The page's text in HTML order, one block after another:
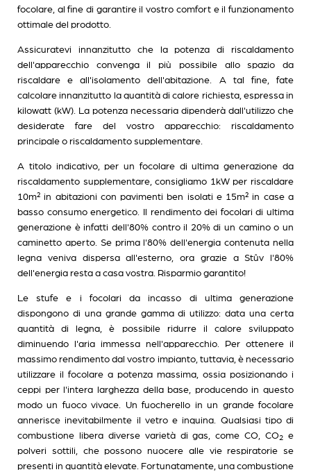
focolare, al fine di garantire il vostro comfort e il funzionamento
ottimale del prodotto.
Assicuratevi innanzitutto che la potenza di riscaldamento
dell'apparecchio convenga il più possibile allo spazio da
riscaldare e all'isolamento dell'abitazione. A tal fine, fate
calcolare innanzitutto la quantità di calore richiesta, espressa in
kilowatt (kW). La potenza necessaria dipenderà dall'utilizzo che
desiderate fare del vostro apparecchio: riscaldamento
principale o riscaldamento supplementare.
A titolo indicativo, per un focolare di ultima generazione da
riscaldamento supplementare, consigliamo 1kW per riscaldare
10m² in abitazioni con pavimenti ben isolati e 15m² in case a
basso consumo energetico. Il rendimento dei focolari di ultima
generazione è infatti dell'80% contro il 20% di un camino o un
caminetto aperto. Se prima l'80% dell'energia contenuta nella
legna veniva dispersa all'esterno, ora grazie a Stûv l'80%
dell'energia resta a casa vostra. Risparmio garantito!
Le stufe e i focolari da incasso di ultima generazione
dispongono di una grande gamma di utilizzo: data una certa
quantità di legna, è possibile ridurre il calore sviluppato
diminuendo l'aria immessa nell'apparecchio. Per ottenere il
massimo rendimento dal vostro impianto, tuttavia, è necessario
utilizzare il focolare a potenza massima, ossia posizionando i
ceppi per l'intera larghezza della base, producendo in questo
modo un fuoco vivace. Un fuocherello in un grande focolare
annerisce inevitabilmente il vetro e inquina. Qualsiasi tipo di
combustione libera diverse varietà di gas, come CO, CO2
e
polveri sottili, che possono nuocere alle vie respiratorie se
presenti in quantità elevate. Fortunatamente, una combustione